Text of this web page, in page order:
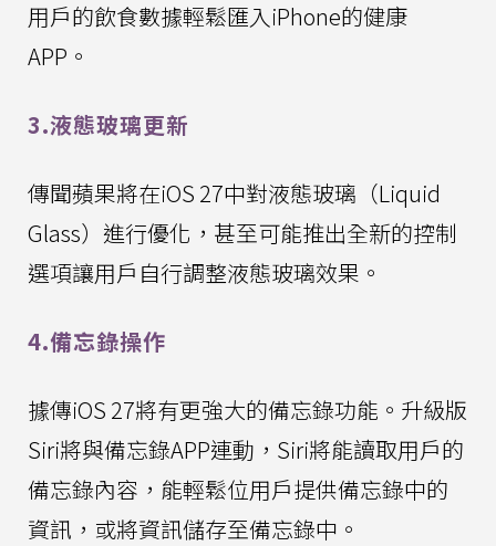
用戶的飲食數據輕鬆匯入iPhone的健康
APP。
3.液態玻璃更新
傳聞蘋果將在iOS 27中對液態玻璃（Liquid
Glass）進行優化，甚至可能推出全新的控制
選項讓用戶自行調整液態玻璃效果。
4.備忘錄操作
據傳iOS 27將有更強大的備忘錄功能。升級版
Siri將與備忘錄APP連動，Siri將能讀取用戶的
備忘錄內容，能輕鬆位用戶提供備忘錄中的
資訊，或將資訊儲存至備忘錄中。